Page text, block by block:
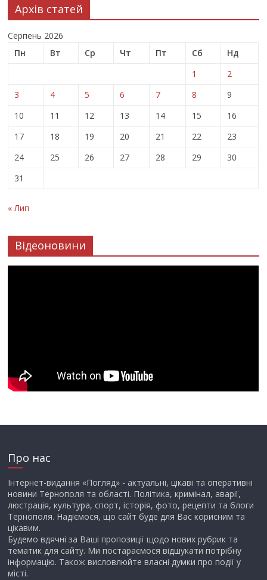
Архів статей
Серпень 2026
Пн
Вт Ср Чт Пт Сб
Нд
1
2
3
4 5 6 7 8
9
10
11 12 13 14 15
16
17
18 19 20 21 22
23
24
25 26 27 28 29
30
31
« Лип
Відеоновини
Про нас
Інтернет-видання «Погляд» - актуальні, цікаві та оперативні
новини Тернополя та області. Політика, кримінал, аварії,
люстрація, культура, спорт, історія, фото, рецепти та блоги
Тернополя. Надіємося, що сайт буде для Вас корисним та
цікавим.
Будемо вдячні за Ваші пропозиції щодо нових рубрик та
тематик для сайту. Ми постараємося відшукати потрібну
інформацію. Також висловлюйте власні думки про події у
місті.